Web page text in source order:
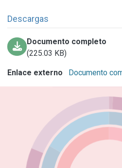
Descargas
Documento completo
(225.03 KB)
Enlace externo Documento